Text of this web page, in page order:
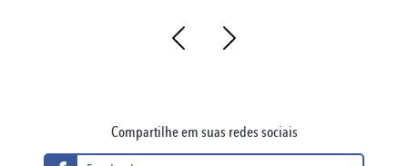
Compartilhe em suas redes sociais